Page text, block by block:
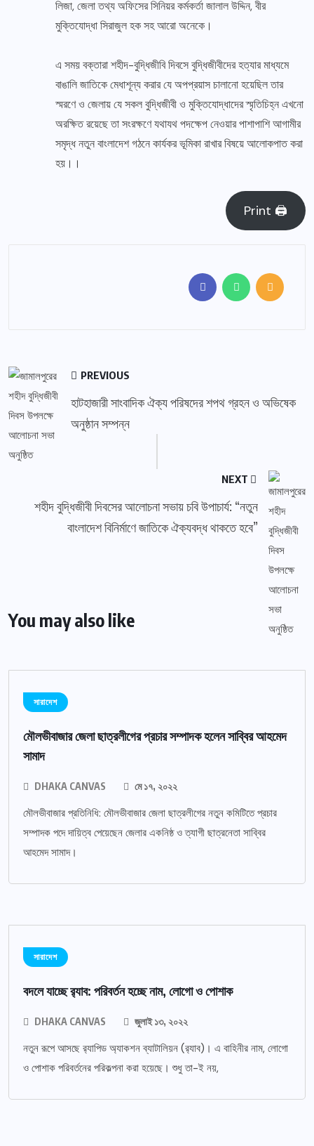
লিজা, জেলা তথ্য অফিসের সিনিয়র কর্মকর্তা জালাল উদ্দিন, বীর
মুক্তিযোদ্ধা সিরাজুল হক সহ আরো অনেকে।
এ সময় বক্তারা শহীদ-বুদ্ধিজীবি দিবসে বুদ্ধিজীবীদের হত্যার মাধ্যমে
বাঙালি জাতিকে মেধাশূন্য করার যে অপপ্রয়াস চালানো হয়েছিল তার
স্মরণে ও জেলায় যে সকল বুদ্ধিজীবী ও মুক্তিযোদ্ধাদের স্মৃতিচিহ্ন এখনো
অরক্ষিত রয়েছে তা সংরক্ষণে যথাযথ পদক্ষেপ নেওয়ার পাশাপাশি আগামীর
সমৃদ্ধ নতুন বাংলাদেশ গঠনে কার্যকর ভূমিকা রাখার বিষয়ে আলোকপাত করা
হয়।।
Print 🖨
PREVIOUS
হাটহাজারী সাংবাদিক ঐক্য পরিষদের শপথ গ্রহন ও অভিষেক
অনুষ্ঠান সম্পন্ন
NEXT
শহীদ বুদ্ধিজীবী দিবসের আলোচনা সভায় চবি উপাচার্য: “নতুন
বাংলাদেশ বিনির্মাণে জাতিকে ঐক্যবদ্ধ থাকতে হবে”
You may also like
সারাদেশ
মৌলভীবাজার জেলা ছাত্রলীগের প্রচার সম্পাদক হলেন সাব্বির আহমেদ
সামাদ
DHAKA CANVAS মে ১৭, ২০২২
মৌলভীবাজার প্রতিনিধি: মৌলভীবাজার জেলা ছাত্রলীগের নতুন কমিটিতে প্রচার
সম্পাদক পদে দায়িত্ব পেয়েছেন জেলার একনিষ্ঠ ও ত্যাগী ছাত্রনেতা সাব্বির
আহমেদ সামাদ।
সারাদেশ
বদলে যাচ্ছে র‌্যাব: পরিবর্তন হচ্ছে নাম, লোগো ও পোশাক
DHAKA CANVAS জুলাই ১৩, ২০২২
নতুন রূপে আসছে র‌্যাপিড অ্যাকশন ব্যাটালিয়ন (র‌্যাব)। এ বাহিনীর নাম, লোগো
ও পোশাক পরিবর্তনের পরিকল্পনা করা হয়েছে। শুধু তা-ই নয়,